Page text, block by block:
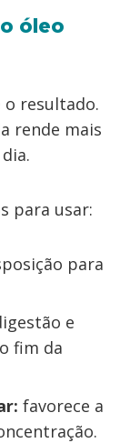
óleo
resultado.
rende mais
para usar:
para
e
fim da
favorece a